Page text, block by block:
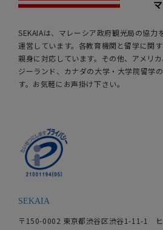
SEKAIAは、マレーシア政府観光局の協力
運営しています。各教育機関と留学に関
親身に対応しています。その他、アメリ
ジーランド、カナダの大学・大学院留学
す。お気軽にお声掛け下さい。
SEKAIA
〒150-0002 東京都渋谷区渋谷1-11-1 ヒ